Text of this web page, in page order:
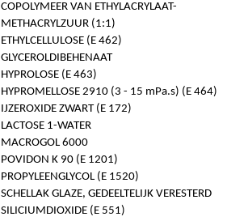
COPOLYMEER VAN ETHYLACRYLAAT-
METHACRYLZUUR (1:1)
ETHYLCELLULOSE (E 462)
GLYCEROLDIBEHENAAT
HYPROLOSE (E 463)
HYPROMELLOSE 2910 (3 - 15 mPa.s) (E 464)
IJZEROXIDE ZWART (E 172)
LACTOSE 1-WATER
MACROGOL 6000
POVIDON K 90 (E 1201)
PROPYLEENGLYCOL (E 1520)
SCHELLAK GLAZE, GEDEELTELIJK VERESTERD
SILICIUMDIOXIDE (E 551)